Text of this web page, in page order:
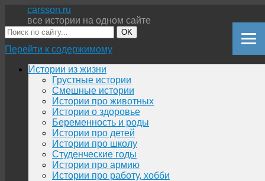
carsson.ru
все истории на одном сайте
OK
Перейти к содержимому
Истории из жизни
Грустные истории
Смешные истории
Истории про животных
Истории о здоровье
Беременность и роды
Истории про детей
Истории про школу
Студенческие годы
Истории про армию
Истории про работу, хобби